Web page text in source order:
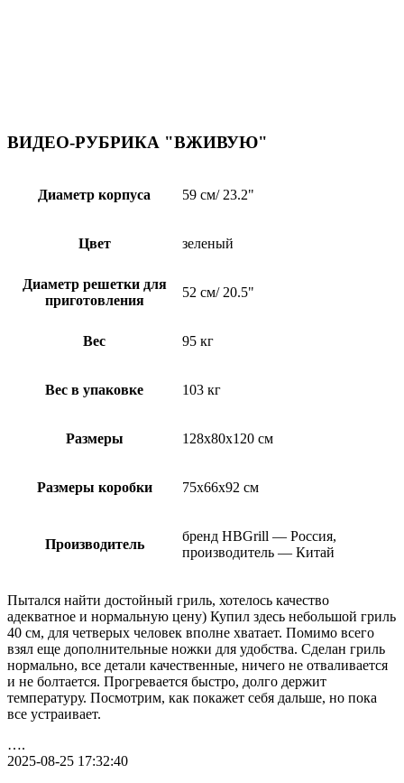
ВИДЕО-РУБРИКА "ВЖИВУЮ"
Диаметр корпуса 59 см/ 23.2"
Цвет зеленый
Диаметр решетки для
приготовления
52 см/ 20.5"
Вес 95 кг
Вес в упаковке 103 кг
Размеры 128х80х120 см
Размеры коробки 75х66х92 см
Производитель
бренд HBGrill — Россия,
производитель — Китай
Пытался найти достойный гриль, хотелось качество
адекватное и нормальную цену) Купил здесь небольшой гриль
40 см, для четверых человек вполне хватает. Помимо всего
взял еще дополнительные ножки для удобства. Сделан гриль
нормально, все детали качественные, ничего не отваливается
и не болтается. Прогревается быстро, долго держит
температуру. Посмотрим, как покажет себя дальше, но пока
все устраивает.
….
2025-08-25 17:32:40